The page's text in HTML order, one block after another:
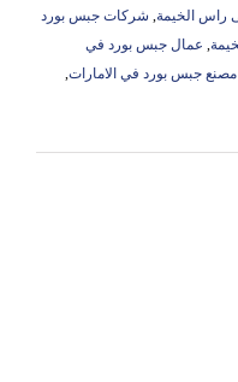
راس الخيمة, شركات جبس بورد
, عمال جبس بورد في
مصنع جبس بورد في الامارات,